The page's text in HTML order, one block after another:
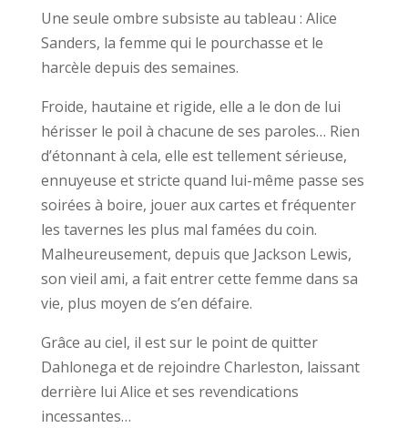
Une seule ombre subsiste au tableau : Alice
Sanders, la femme qui le pourchasse et le
harcèle depuis des semaines.
Froide, hautaine et rigide, elle a le don de lui
hérisser le poil à chacune de ses paroles… Rien
d’étonnant à cela, elle est tellement sérieuse,
ennuyeuse et stricte quand lui-même passe ses
soirées à boire, jouer aux cartes et fréquenter
les tavernes les plus mal famées du coin.
Malheureusement, depuis que Jackson Lewis,
son vieil ami, a fait entrer cette femme dans sa
vie, plus moyen de s’en défaire.
Grâce au ciel, il est sur le point de quitter
Dahlonega et de rejoindre Charleston, laissant
derrière lui Alice et ses revendications
incessantes…